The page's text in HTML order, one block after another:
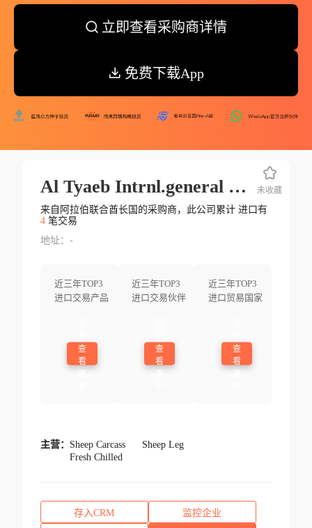
立即查看采购商详情
免费下载App
Al Tyaeb Intrnl.general Trdg.llc
来自阿拉伯联合酋长国的采购商，此公司累计 进口有
4笔交易
地址：-
近三年TOP3
进口交易产品
查
看
近三年TOP3
进口交易伙伴
查
看
近三年TOP3
进口贸易国家
查
看
未收藏
主营： Sheep Carcass
Sheep Leg
Fresh Chilled
存入CRM 监控企业